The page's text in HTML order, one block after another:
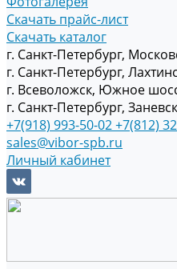
Скачать прайс-лист
Скачать каталог
г. Санкт-Петербург,
г. Санкт-Петербург,
г. Всеволожск, Южное
г. Санкт-Петербург,
+7(918) 993-50-02+7(812)
sales@vibor-spb.ru
Личный кабинет